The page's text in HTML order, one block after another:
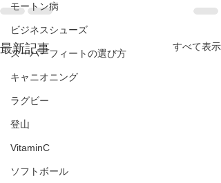
モートン病
ビジネスシューズ
スーパーフィートの選び方
キャニオニング
ラグビー
登山
VitaminC
ソフトボール
最新記事 すべて表示